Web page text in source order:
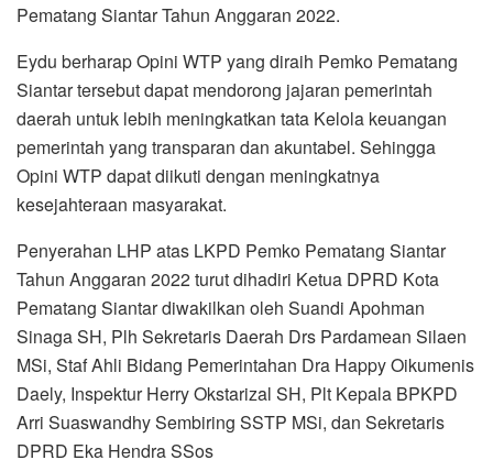
Pematang Siantar Tahun Anggaran 2022.
Eydu berharap Opini WTP yang diraih Pemko Pematang
Siantar tersebut dapat mendorong jajaran pemerintah
daerah untuk lebih meningkatkan tata Kelola keuangan
pemerintah yang transparan dan akuntabel. Sehingga
Opini WTP dapat diikuti dengan meningkatnya
kesejahteraan masyarakat.
Penyerahan LHP atas LKPD Pemko Pematang Siantar
Tahun Anggaran 2022 turut dihadiri Ketua DPRD Kota
Pematang Siantar diwakilkan oleh Suandi Apohman
Sinaga SH, Plh Sekretaris Daerah Drs Pardamean Silaen
MSi, Staf Ahli Bidang Pemerintahan Dra Happy Oikumenis
Daely, Inspektur Herry Okstarizal SH, Plt Kepala BPKPD
Arri Suaswandhy Sembiring SSTP MSi, dan Sekretaris
DPRD Eka Hendra SSos